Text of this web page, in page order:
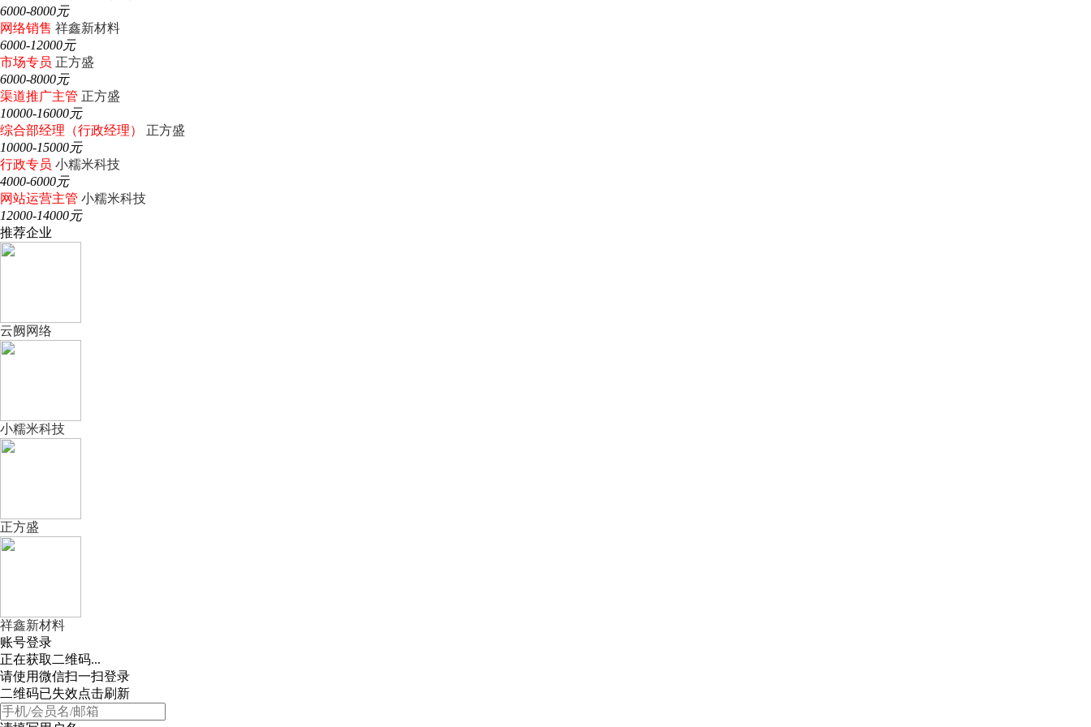
6000-8000元
网络销售 祥鑫新材料
6000-12000元
市场专员 正方盛
6000-8000元
渠道推广主管 正方盛
10000-16000元
综合部经理（行政经理）
正方盛
10000-15000元
行政专员 小糯米科技
4000-6000元
网站运营主管 小糯米科技
12000-14000元
推荐企业
云阙网络
小糯米科技
正方盛
祥鑫新材料
账号登录
正在获取二维码...
请使用微信扫一扫登录
二维码已失效点击刷新